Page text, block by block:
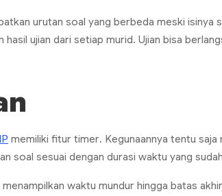
urutan soal yang berbeda meski isinya
hasil ujian dari setiap murid. Ujian bisa
memiliki fitur timer. Kegunaannya tentu
soal sesuai dengan durasi waktu yang
waktu mundur hingga batas